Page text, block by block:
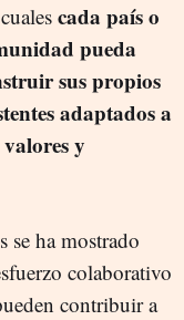
cada país o
pueda
sus propios
adaptados a
valores y
ha mostrado
colaborativo
contribuir a